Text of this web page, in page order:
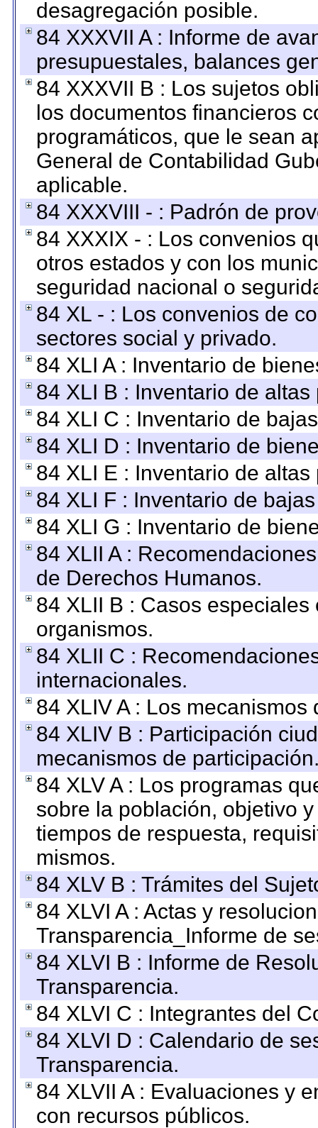
desagregación posible.
84 XXXVII A : Informe de
presupuestales, balances
84 XXXVII B : Los sujetos
los documentos financieros
programáticos, que le sean
General de Contabilidad
aplicable.
84 XXXVIII - : Padrón de
84 XXXIX - : Los convenios
otros estados y con los
seguridad nacional o
84 XL - : Los convenios de
sectores social y privado.
84 XLI A : Inventario de
84 XLI B : Inventario de
84 XLI C : Inventario de
84 XLI D : Inventario de
84 XLI E : Inventario de
84 XLI F : Inventario de
84 XLI G : Inventario de
84 XLII A :
de Derechos Humanos.
84 XLII B : Casos
organismos.
84 XLII C :
internacionales.
84 XLIV A : Los
84 XLIV B : Participación
mecanismos de
84 XLV A : Los programas
sobre la población, objetivo
tiempos de respuesta,
mismos.
84 XLV B : Trámites del
84 XLVI A : Actas y
Transparencia_Informe de
84 XLVI B : Informe de
Transparencia.
84 XLVI C : Integrantes del
84 XLVI D : Calendario de
Transparencia.
84 XLVII A : Evaluaciones y
con recursos públicos.